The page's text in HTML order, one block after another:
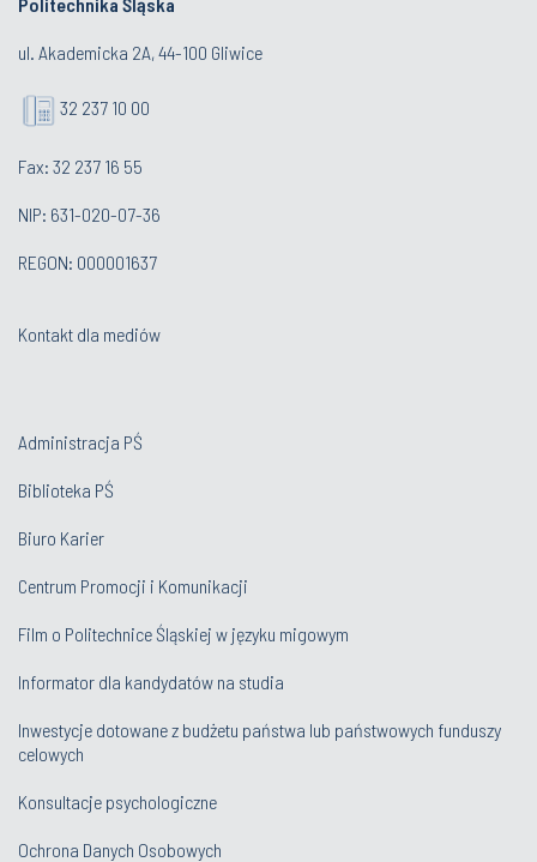
ul. Akademicka 2A, 44-100 Gliwice
32 237 10 00
Fax: 32 237 16 55
NIP: 631-020-07-36
REGON: 000001637
Kontakt dla mediów
Administracja PŚ
Biblioteka PŚ
Biuro Karier
Centrum Promocji i Komunikacji
Film o Politechnice Śląskiej w języku migowym
Informator dla kandydatów na studia
Inwestycje dotowane z budżetu państwa lub państwowych funduszy
celowych
Konsultacje psychologiczne
Ochrona Danych Osobowych